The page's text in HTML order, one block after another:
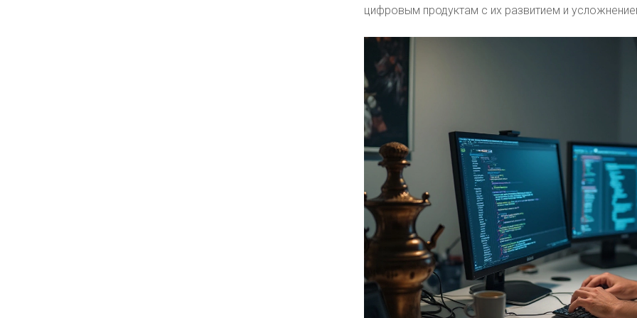
цифровым продуктам с их развитием и